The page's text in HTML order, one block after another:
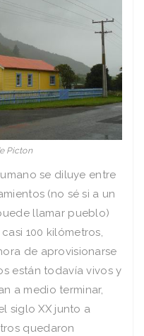
Picton
se diluye entre
(no sé si a un
llamar pueblo)
100 kilómetros,
de aprovisionarse
están todavía vivos y
a medio terminar,
siglo XX junto a
quedaron